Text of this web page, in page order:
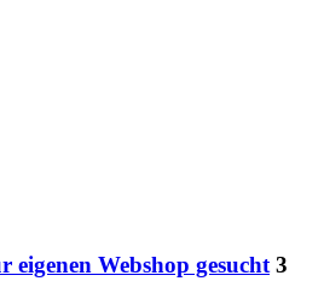
eigenen Webshop gesucht 3